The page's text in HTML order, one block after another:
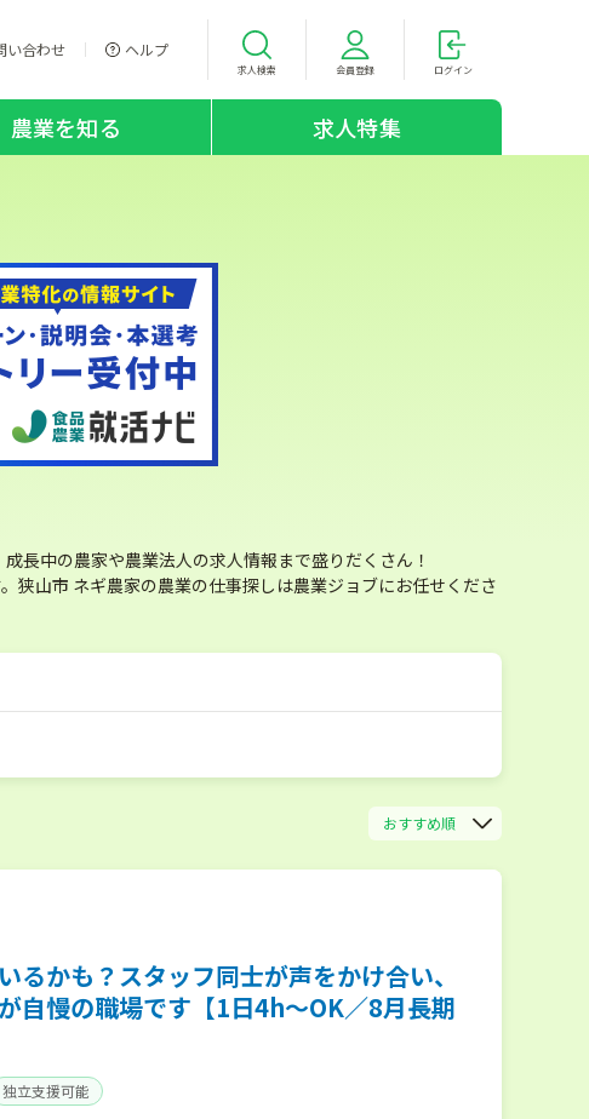
い合わせ ヘルプ
求人検索 会員登録 ログイン
農業を知る 求人特集
長中の農家や農業法人の求人情報まで盛りだくさん！
狭山市 ネギ農家の農業の仕事探しは農業ジョブにお任せくださ
おすすめ順
かも？スタッフ同士が声をかけ合い、
自慢の職場です【1日4h～OK／8月長期
独立支援可能